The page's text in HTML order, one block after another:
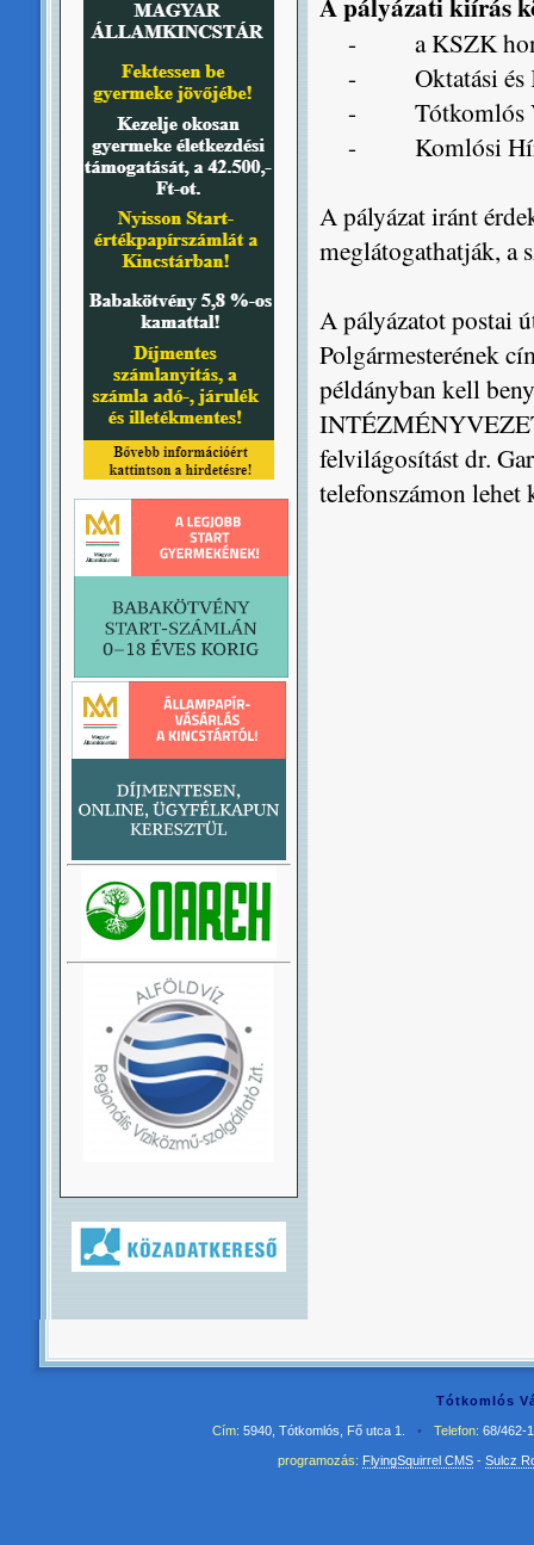
-
a KSZK
-
Oktatási
-
Tótkomlós
-
Komlósi
A pályázat iránt
meglátogathatják, a
A pályázatot postai
Polgármesterének
példányban kell
felvilágosítást dr.
telefonszámon lehet
Tótkomlós
Cím: 5940, Tótkomlós, Fő utca 1. • Telefon: 68/462-
programozás: FlyingSquirrel CMS- Sulcz